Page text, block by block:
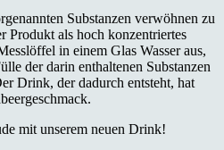
Substanzen verwöhnen zu
Produkt als hoch konzentriertes
in einem Glas Wasser aus,
der darin enthaltenen Substanzen
Drink, der dadurch entsteht, hat
mit unserem neuen Drink!